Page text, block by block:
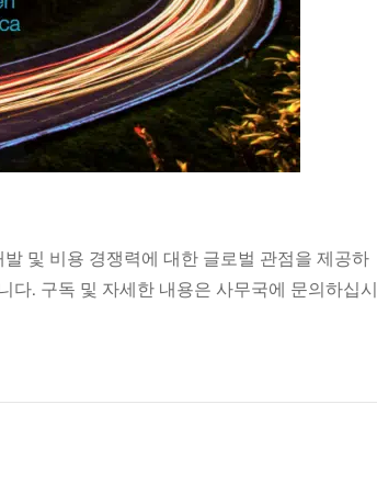
및 비용 경쟁력에 대한 글로벌 관점을 제공하
다. 구독 및 자세한 내용은 사무국에 문의하십시